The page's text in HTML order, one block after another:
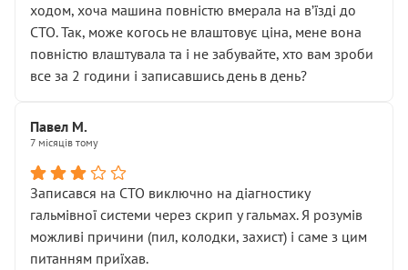
ходом, хоча машина повністю вмерала на вʼїзді до
СТО. Так, може когось не влаштовує ціна, мене вона
повністю влаштувала та і не забувайте, хто вам зроби
все за 2 години і записавшись день в день?
Павел М.
7 місяців тому
Записався на СТО виключно на діагностику
гальмівної системи через скрип у гальмах. Я розумів
можливі причини (пил, колодки, захист) і саме з цим
питанням приїхав.